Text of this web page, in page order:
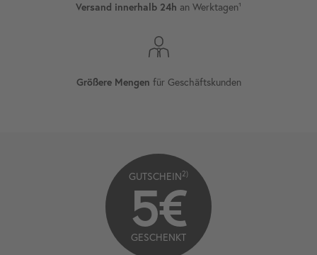
Versand innerhalb 24h an Werktagen¹
Größere Mengen für Geschäftskunden
GUTSCHEIN2)
5€
GESCHENKT